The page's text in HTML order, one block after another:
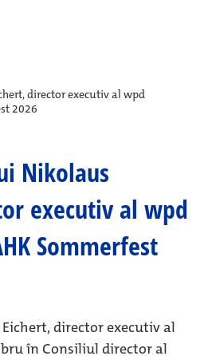
director executiv al wpd
2026
Nikolaus
executiv al wpd
Sommerfest
director executiv al
în Consiliul director al